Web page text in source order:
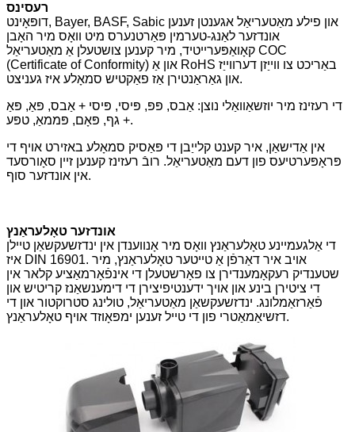
רעסינס
דופּאָינט, Bayer, BASF, Sabic און פילע מאַטעריאַל אגענטן זענען
אונדזער לאַנג-טערמין פּאַרטנערס מיט וואָס מיר האָבן
קאָואַפּערייטיד, מיר קענען צושטעלן אַ מאַטעריאַל COC
(Certificate of Conformity) און אַ RoHS באַריכט צו ווייַזן דערווייַז
און גאַראַנטירן אַז פאַקטיש סמאָלע איז געניצט.
די רעזינז מיר יוזשאַוואַלי נוצן: אַבס, פּפּ, פּיסי, פּיסי + אַבס, פּאַ, פּאַ
+ גף, פּאָם, פּממאַ, טפּע.
אין אַדישאַן, איר קענט קלייַבן די פּאַסיק סמאָלע באזירט אויף די
פּראָפּערטיעס פון דעם מאַטעריאַל. רובֿ רעזינז קענען זיין סאָורסעד
אין אונדזער סוף.
אונדזער טאָלעראַנץ
די אַלגעמיינע טאָלעראַנץ וואָס מיר אָנווענדן אין ינדזשעקשאַן טיילן
איז DIN 16901. אויב איר דאַרפֿן אַ טייטער טאָלעראַנץ, מיר
שטענדיק רעקאָמענדירן צו פאָרשטעלן די אינפֿאָרמאַציע קלאר אין
די ציטירן בינע און אויך ידענטיפיצירן די דימענשאַנז קריטיש און
פֿאַרזאַמלונג. ינדזשעקשאַן מאַטעריאַל, טולינג סטרוקטור און די
דזשיאַמאַטרי פון די טייל זענען ימפּאָוזד אויף טאָלעראַנץ.